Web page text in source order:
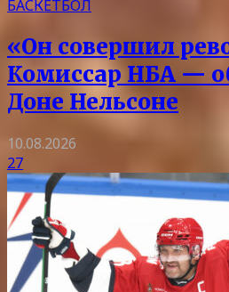
БАСКЕТБОЛ
«Он совершил
Комиссар НБА —
Доне Нельсоне
10.08.2026
27